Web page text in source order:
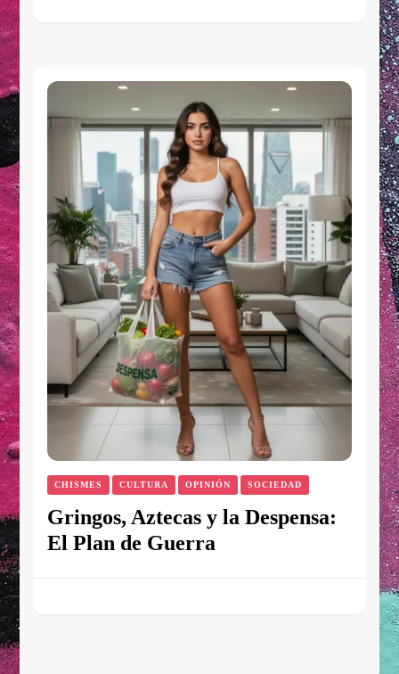
CHISMES CULTURA OPINIÓN SOCIEDAD
Gringos, Aztecas y la Despensa:
El Plan de Guerra